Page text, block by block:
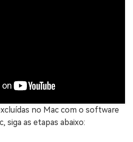
no Mac com o software
siga as etapas abaixo: